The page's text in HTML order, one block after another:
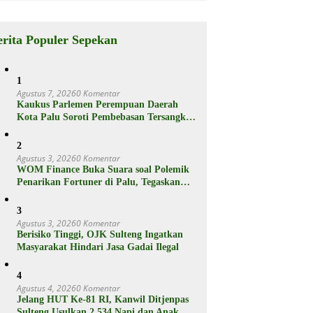
Populer Sepekan
1
Agustus 7, 20260 Komentar
Kaukus Parlemen Perempuan Daerah
Kota Palu Soroti Pembebasan Tersangka
2
Agustus 3, 20260 Komentar
WOM Finance Buka Suara soal Polemik
Penarikan Fortuner di Palu, Tegaskan
3
Agustus 3, 20260 Komentar
Berisiko Tinggi, OJK Sulteng Ingatkan
Masyarakat Hindari Jasa Gadai Ilegal
4
Agustus 4, 20260 Komentar
Jelang HUT Ke-81 RI, Kanwil Ditjenpas